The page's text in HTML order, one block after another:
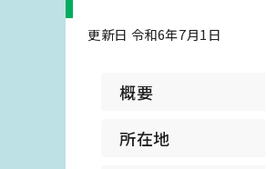
更新日 令和6年7月1日
概要
所在地